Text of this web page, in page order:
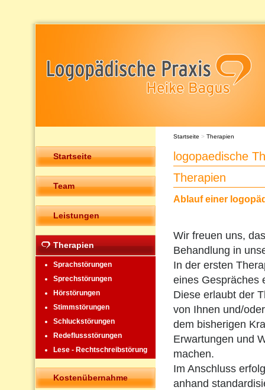
Startseite
Team
Leistungen
Therapien
Sprachstörungen
Sprechstörungen
Hörstörungen
Stimmstörungen
Schluckstörungen
Redeflussstörungen
Lese - Rechtschreibstörung
Kostenübernahme
Startseite > Therapien
logopaedische
Therapien
Ablauf einer
Wir freuen uns,
Behandlung in
In der ersten
eines Gespräches
Diese erlaubt der
von Ihnen und/
dem bisherigen
Erwartungen und
machen.
Im Anschluss
anhand